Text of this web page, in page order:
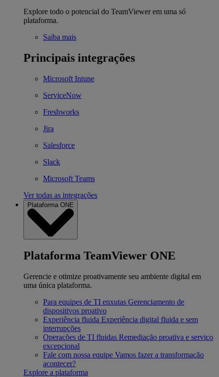
Explore todo o potencial do TeamViewer em uma só
plataforma.
Saiba mais
Principais integrações
Microsoft Intune
ServiceNow
Freshworks
Jira
Salesforce
Slack
Microsoft Teams
Ver todas as integrações
Plataforma ONE
Plataforma TeamViewer ONE
Gerencie e otimize proativamente seu ambiente digital em
uma única plataforma.
Para equipes de TI enxutas Gerenciamento de
dispositivos proativo
Experiência fluida Experiência digital fluida e sem
interrupções
Operações de TI fluidas Remediação proativa e serviço
excepcional
Fale com nossa equipe Vamos fazer a transformação
acontecer?
Explore a plataforma